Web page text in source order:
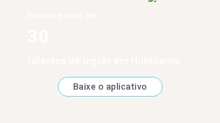
Baixe o aplicativo